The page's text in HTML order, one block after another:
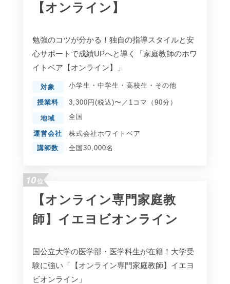
【オンライン】
勉強のコツが分かる！独自の指導スタイルと安
心サポートで成績UPへと導く「家庭教師のホワ
イトベア【オンライン】」
対象 小学生 ・ 中学生 ・ 高校生 ・ その他
授業料 3,300円(税込)〜／1コマ（90分）
地域 全国
運営会社
株式会社ホワイトベア
講師数
全国30,000名
10位
【オンライン専門家庭教
師】イエヨビオンライン
国公立大学の医学部・医学科生が在籍！大学受
験に強い「【オンライン専門家庭教師】イエヨ
ビオンライン」